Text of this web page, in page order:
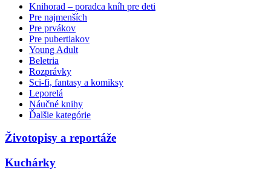
Knihorad – poradca kníh pre deti
Pre najmenších
Pre prvákov
Pre pubertiakov
Young Adult
Beletria
Rozprávky
Sci-fi, fantasy a komiksy
Leporelá
Náučné knihy
Ďalšie kategórie
Životopisy a reportáže
Kuchárky